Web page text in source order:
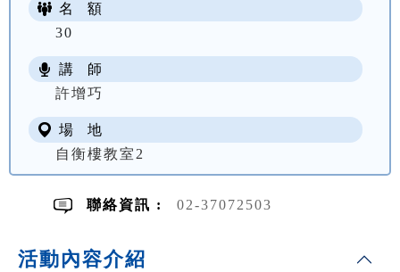
名 額
30
講 師
許增巧
場 地
自衡樓教室2
聯絡資訊 : 02-37072503
活動內容介紹